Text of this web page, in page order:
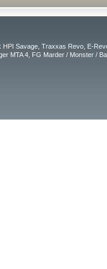
HPI Savage, Traxxas Revo, E-
MTA 4, FG Marder / Monster /